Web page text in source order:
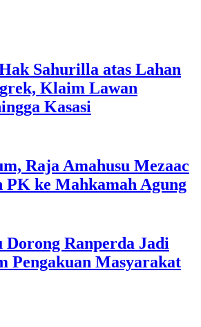
Sahurilla atas Lahan
Klaim Lawan
Kasasi
Raja Amahusu Mezaac
PK ke Mahkamah Agung
Ranperda Jadi
Pengakuan Masyarakat